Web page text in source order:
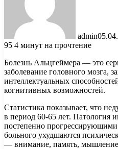
admin
95 4 минут на прочтение
Болезнь Альцгеймера — это
заболевание головного мозга,
интеллектуальных
когнитивных возможностей.
Статистика показывает, что
в период 60-65 лет. Патология
постепенно
больного ухудшаются
— внимание, память,